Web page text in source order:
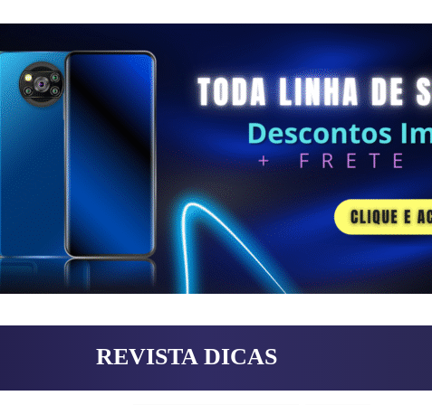
REVISTA DICAS